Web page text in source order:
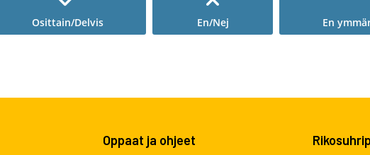
Osittain/Delvis En/Nej En
Oppaat ja ohjeet